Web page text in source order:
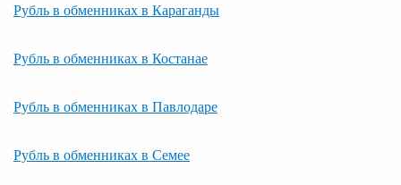
Рубль в обменниках в Караганды
Рубль в обменниках в Костанае
Рубль в обменниках в Павлодаре
Рубль в обменниках в Семее